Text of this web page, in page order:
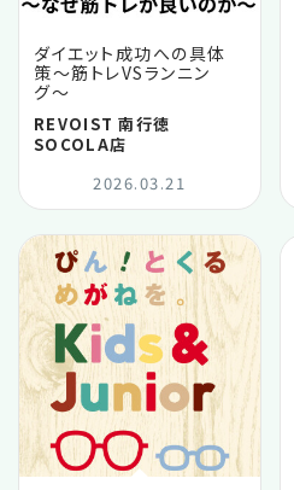
ダイエット成功への具体
策〜筋トレVSランニン
グ〜
REVOIST 南行徳
SOCOLA店
2026.03.21